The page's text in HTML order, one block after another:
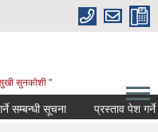
सुनकाेशी "
सूचना प्रस्ताव पेश गर्ने